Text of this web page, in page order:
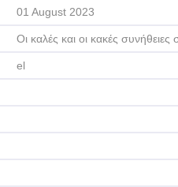
01 August 2023
Οι καλές και οι κακές συνήθειες
el